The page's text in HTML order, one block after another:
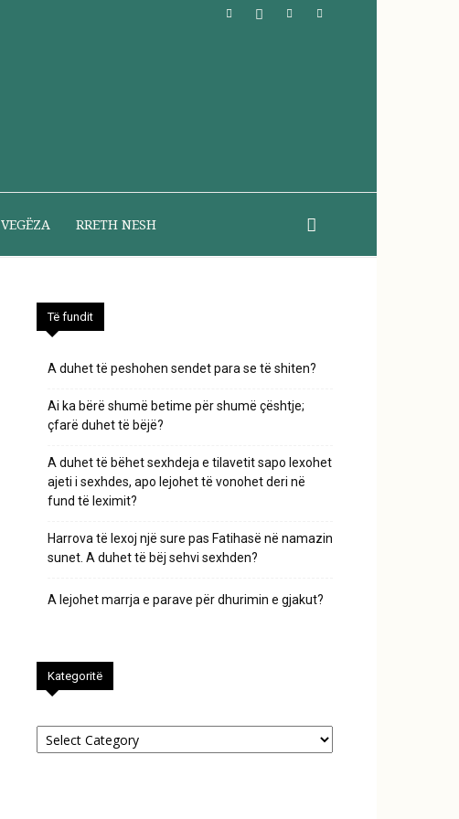
VEGËZA RRETH NESH
Të fundit
A duhet të peshohen sendet para se të shiten?
Ai ka bërë shumë betime për shumë çështje;
çfarë duhet të bëjë?
A duhet të bëhet sexhdeja e tilavetit sapo lexohet
ajeti i sexhdes, apo lejohet të vonohet deri në
fund të leximit?
Harrova të lexoj një sure pas Fatihasë në namazin
sunet. A duhet të bëj sehvi sexhden?
A lejohet marrja e parave për dhurimin e gjakut?
Kategoritë
Kategoritë